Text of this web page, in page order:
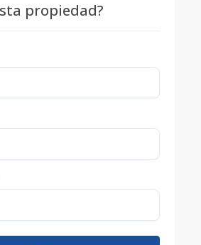
propiedad?